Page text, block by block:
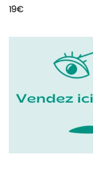
19€